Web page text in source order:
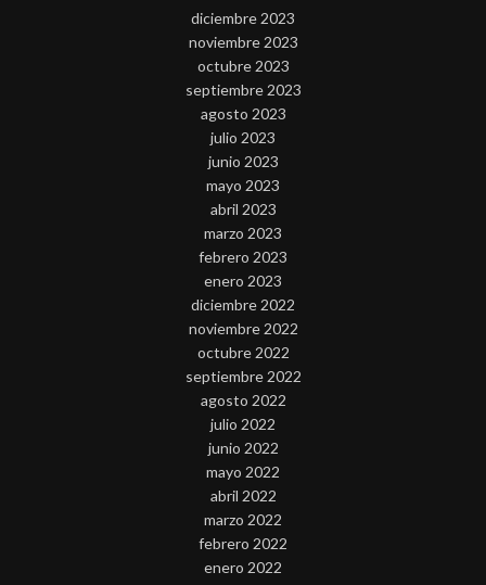
diciembre 2023
noviembre 2023
octubre 2023
septiembre 2023
agosto 2023
julio 2023
junio 2023
mayo 2023
abril 2023
marzo 2023
febrero 2023
enero 2023
diciembre 2022
noviembre 2022
octubre 2022
septiembre 2022
agosto 2022
julio 2022
junio 2022
mayo 2022
abril 2022
marzo 2022
febrero 2022
enero 2022